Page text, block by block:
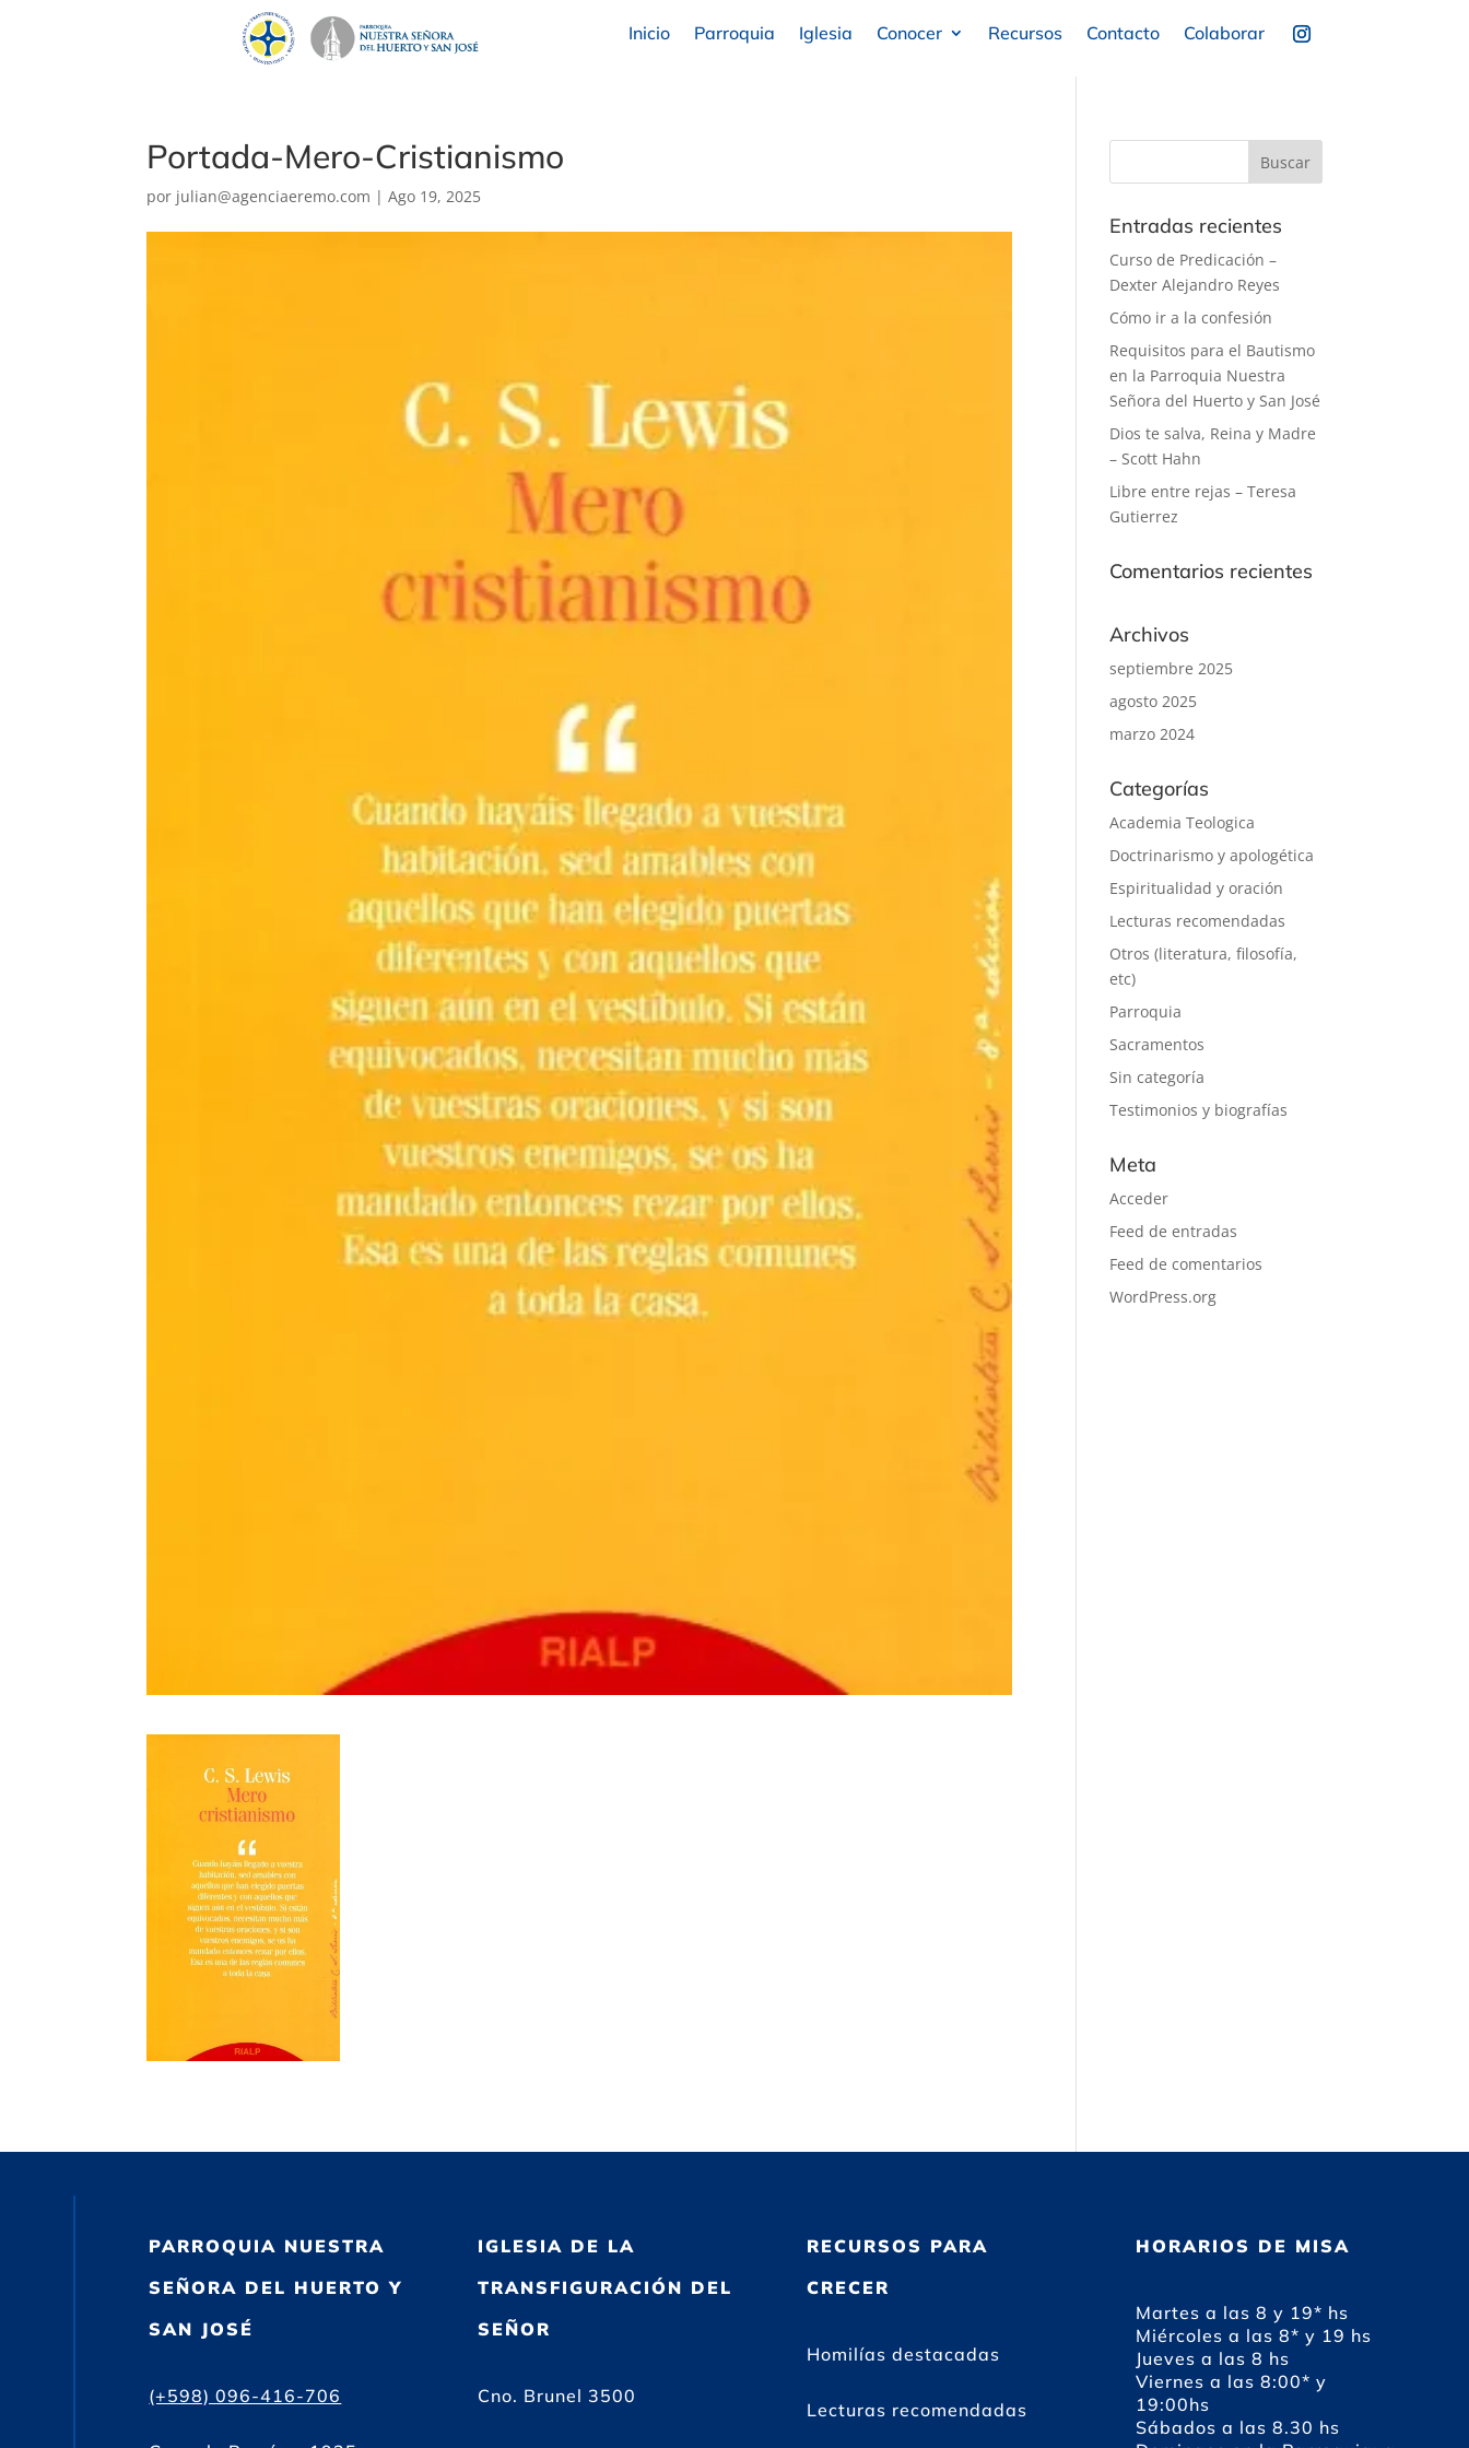
Inicio Parroquia Iglesia Conocer Recursos Contacto Colaborar
Portada-Mero-Cristianismo
por julian@agenciaeremo.com |Ago 19, 2025
Entradas recientes
Curso de Predicación –
Dexter Alejandro Reyes
Cómo ir a la confesión
Requisitos para el Bautismo
en la Parroquia Nuestra
Señora del Huerto y San José
Dios te salva, Reina y Madre
– Scott Hahn
Libre entre rejas – Teresa
Gutierrez
Comentarios recientes
Archivos
septiembre 2025
agosto 2025
marzo 2024
Categorías
Academia Teologica
Doctrinarismo y apologética
Espiritualidad y oración
Lecturas recomendadas
Otros (literatura, filosofía,
etc)
Parroquia
Sacramentos
Sin categoría
Testimonios y biografías
Meta
Acceder
Feed de entradas
Feed de comentarios
WordPress.org
PARROQUIA NUESTRA
SEÑORA DEL HUERTO Y
SAN JOSÉ
(+598) 096-416-706
IGLESIA DE LA
TRANSFIGURACIÓN DEL
SEÑOR
Cno. Brunel 3500
RECURSOS PARA
CRECER
Homilías destacadas
Lecturas recomendadas
HORARIOS DE MISA
Martes a las 8 y 19* hs
Miércoles a las 8* y 19 hs
Jueves a las 8 hs
Viernes a las 8:00* y
19:00hs
Sábados a las 8.30 hs